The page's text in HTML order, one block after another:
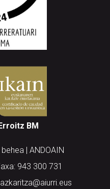
BM
| ANDOAIN
943 300 731